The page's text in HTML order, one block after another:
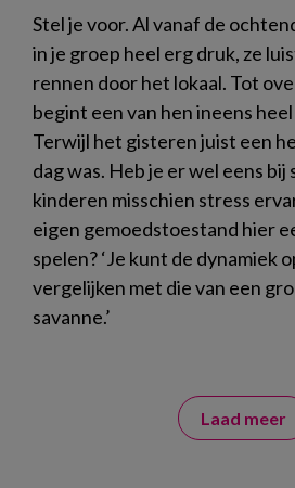
Stel je voor. Al vanaf de
in je groep heel erg druk, ze
rennen door het lokaal. Tot
begint een van hen ineens
Terwijl het gisteren juist een
dag was. Heb je er wel eens
kinderen misschien stress
eigen gemoedstoestand hier
spelen? ‘Je kunt de dynamiek
vergelijken met die van een
savanne.’
Laad meer